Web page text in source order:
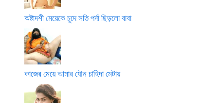
অষ্টাদশী মেয়েকে চুদে সতি পর্দা ছিড়লো বাবা
কাজের মেয়ে আমার যৌন চাহিদা মেটায়